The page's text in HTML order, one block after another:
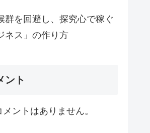
群を回避し、探究心で稼ぐ
ネス」の作り方
ント
ントはありません。